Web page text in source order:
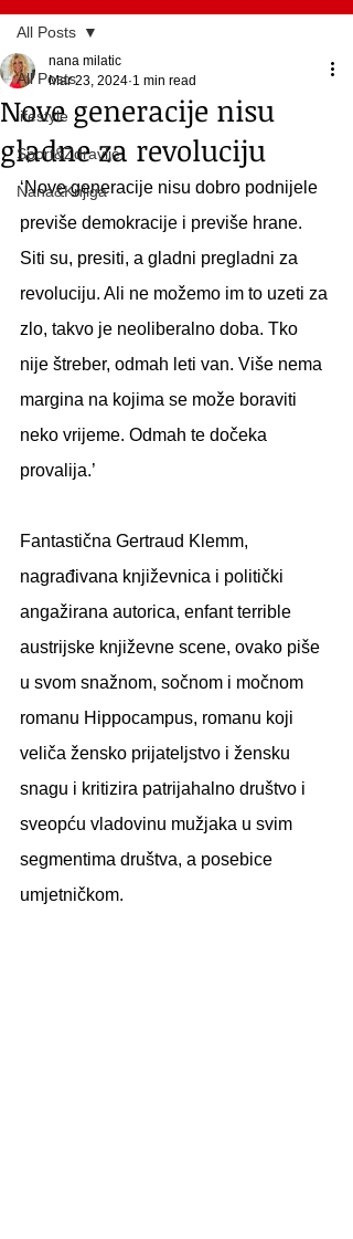
All Posts
lifestyle
Sport&Zdravlje
Nana&Knjiga
All Posts
Nove generacije nisu
gladne za revoluciju
nana milatic
Mar 23, 2024 1 min read
‘Nove generacije nisu dobro podnijele
previše demokracije i previše hrane.
Siti su, presiti, a gladni pregladni za
revoluciju. Ali ne možemo im to uzeti za
zlo, takvo je neoliberalno doba. Tko
nije štreber, odmah leti van. Više nema
margina na kojima se može boraviti
neko vrijeme. Odmah te dočeka
provalija.’
Fantastična Gertraud Klemm,
nagrađivana književnica i politički
angažirana autorica, enfant terrible
austrijske književne scene, ovako piše
u svom snažnom, sočnom i močnom
romanu Hippocampus, romanu koji
veliča žensko prijateljstvo i žensku
snagu i kritizira patrijahalno društvo i
sveopću vladovinu mužjaka u svim
segmentima društva, a posebice
umjetničkom.